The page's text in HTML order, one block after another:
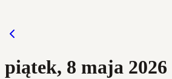
piątek, 8 maja 2026